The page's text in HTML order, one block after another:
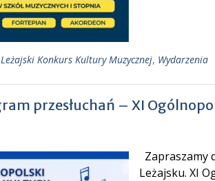
Leżajski Konkurs Kultury Muzycznej, Wydarzenia
przesłuchań – XI
Zapraszamy
Leżajsku. XI